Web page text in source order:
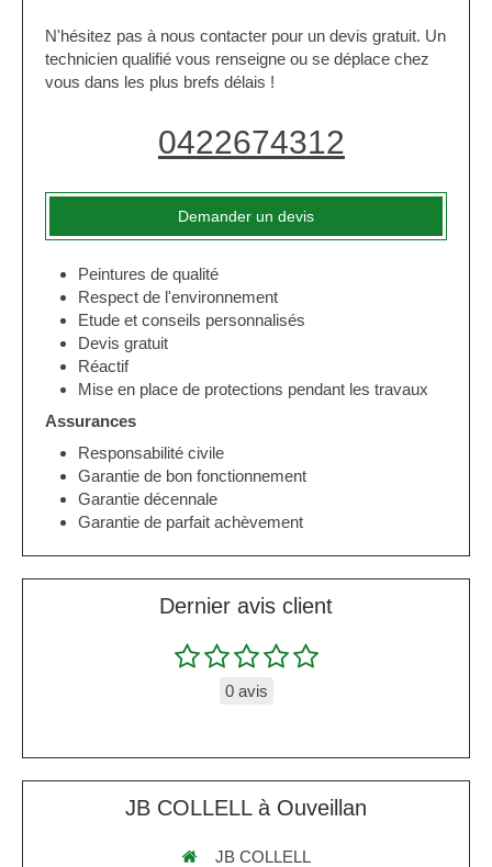
N'hésitez pas à nous contacter pour un devis gratuit. Un
technicien qualifié vous renseigne ou se déplace chez
vous dans les plus brefs délais !
0422674312
Demander un devis
Peintures de qualité
Respect de l'environnement
Etude et conseils personnalisés
Devis gratuit
Réactif
Mise en place de protections pendant les travaux
Assurances
Responsabilité civile
Garantie de bon fonctionnement
Garantie décennale
Garantie de parfait achèvement
Dernier avis client
0 avis
JB COLLELL à Ouveillan
JB COLLELL